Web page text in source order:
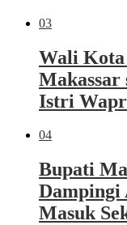
03
Wali
Makassar
Istri
04
Bupati
Dampingi
Masuk